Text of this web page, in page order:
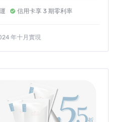
品，將在完成集資門檻後才
期訂為24年9月下旬，如果產
會（提早）的依照訂購順序
信用卡享 3 期零利率
年十月實現